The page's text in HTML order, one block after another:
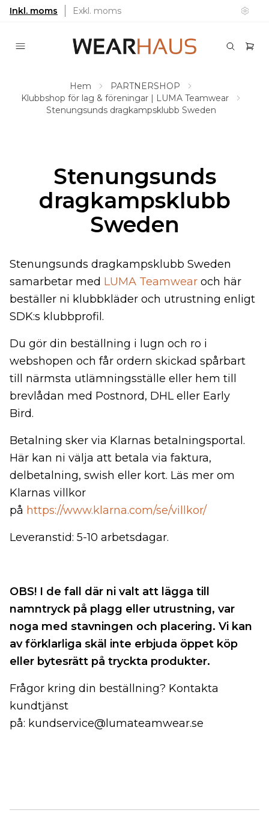
Inkl. moms Exkl. moms
Hem
PARTNERSHOP
Klubbshop för lag & föreningar | LUMA Teamwear
Stenungsunds dragkampsklubb Sweden
Stenungsunds
dragkampsklubb
Sweden
Stenungsunds dragkampsklubb Sweden
samarbetar med LUMA Teamwear och här
beställer ni klubbkläder och utrustning enligt
SDK:s klubbprofil.
Du gör din beställning i lugn och ro i
webshopen och får ordern skickad spårbart
till närmsta utlämningsställe eller hem till
brevlådan med Postnord, DHL eller Early
Bird.
Betalning sker via Klarnas betalningsportal.
Här kan ni välja att betala via faktura,
delbetalning, swish eller kort. Läs mer om
Klarnas villkor
på https://www.klarna.com/se/villkor/
Leveranstid: 5-10 arbetsdagar.
OBS! I de fall där ni valt att lägga till
namntryck på plagg eller utrustning, var
noga med stavningen och placering. Vi kan
av förklarliga skäl inte erbjuda öppet köp
eller bytesrätt på tryckta produkter.
Frågor kring din beställning? Kontakta
kundtjänst
på: kundservice@lumateamwear.se